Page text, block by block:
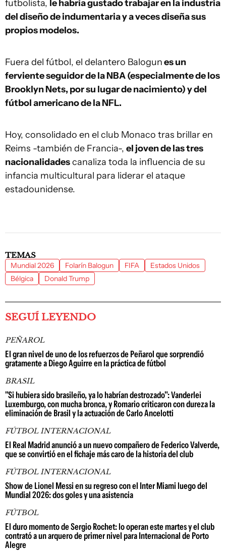
futbolista, le habría gustado trabajar en la industria
del diseño de indumentaria y a veces diseña sus
propios modelos.
Fuera del fútbol, el delantero Balogunes un
ferviente seguidor de la NBA (especialmente de los
Brooklyn Nets, por su lugar de nacimiento) y del
fútbol americano de la NFL.
Hoy, consolidado en el club Monaco tras brillar en
Reims -también de Francia-, el joven de las tres
nacionalidadescanaliza toda la influencia de su
infancia multicultural para liderar el ataque
estadounidense.
TEMAS
Mundial 2026 Folarín Balogun FIFA
Estados Unidos
Bélgica
Donald Trump
SEGUÍ LEYENDO
PEÑAROL
El gran nivel de uno de los refuerzos de Peñarol que sorprendió
gratamente a Diego Aguirre en la práctica de fútbol
BRASIL
"Si hubiera sido brasileño, ya lo habrían destrozado": Vanderlei
Luxemburgo, con mucha bronca, y Romario criticaron con dureza la
eliminación de Brasil y la actuación de Carlo Ancelotti
FÚTBOL INTERNACIONAL
El Real Madrid anunció a un nuevo compañero de Federico Valverde,
que se convirtió en el fichaje más caro de la historia del club
FÚTBOL INTERNACIONAL
Show de Lionel Messi en su regreso con el Inter Miami luego del
Mundial 2026: dos goles y una asistencia
FÚTBOL
El duro momento de Sergio Rochet: lo operan este martes y el club
contrató a un arquero de primer nivel para Internacional de Porto
Alegre